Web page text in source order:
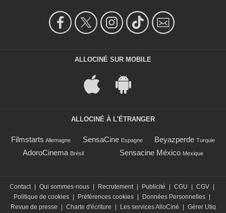
ALLOCINÉ SUR MOBILE
ALLOCINÉ À L'ÉTRANGER
Filmstarts Allemagne SensaCine Espagne Beyazperde Turquie
AdoroCinema Brésil Sensacine México Mexique
Contact | Qui sommes-nous | Recrutement | Publicité | CGU | CGV |
Politique de cookies | Préférences cookies | Données Personnelles |
Revue de presse
| Charte d'écriture | Les services AlloCiné | Gérer Utiq